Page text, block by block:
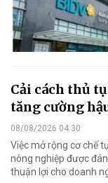
Cải cách thủ
tăng cường
08/08/2026 04:30
Việc mở rộng cơ chế
nông nghiệp được
thuận lợi cho doanh